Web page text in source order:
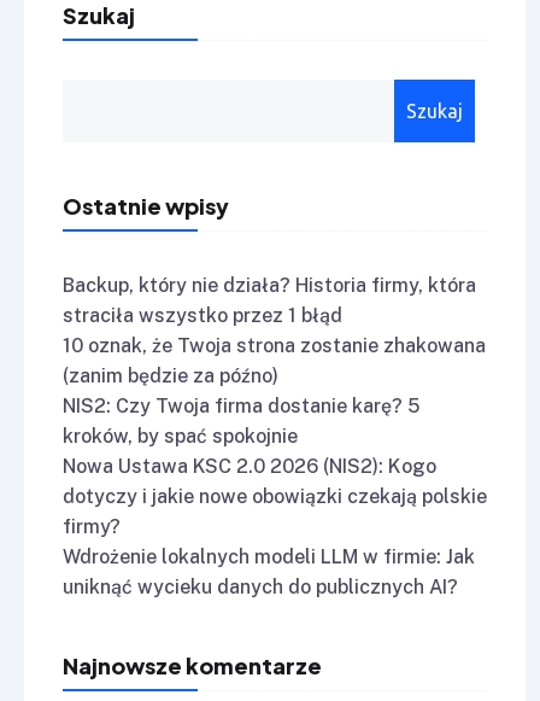
Szukaj
Szukaj
Ostatnie wpisy
Backup, który nie działa? Historia firmy, która
straciła wszystko przez 1 błąd
10 oznak, że Twoja strona zostanie zhakowana
(zanim będzie za późno)
NIS2: Czy Twoja firma dostanie karę? 5
kroków, by spać spokojnie
Nowa Ustawa KSC 2.0 2026 (NIS2): Kogo
dotyczy i jakie nowe obowiązki czekają polskie
firmy?
Wdrożenie lokalnych modeli LLM w firmie: Jak
uniknąć wycieku danych do publicznych AI?
Najnowsze komentarze